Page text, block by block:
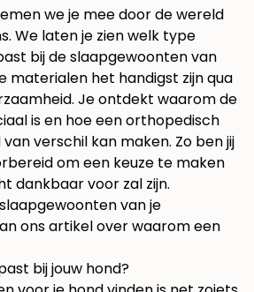
we je mee door de wereld
We laten je zien welk type
bij de slaapgewoonten van
materialen het handigst zijn qua
Je ontdekt waarom de
is en hoe een orthopedisch
verschil kan maken. Zo ben jij
om een keuze te maken
dankbaar voor zal zijn.
van je
ons artikel overwaarom een
bij jouw hond?